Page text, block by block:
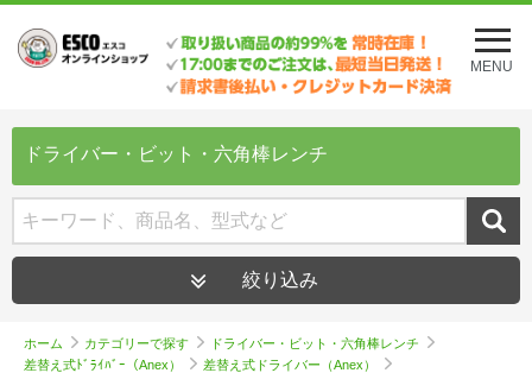
メ
ニ
ュ
を
MENU
ドライバー・ビット・六角棒レンチ
絞り込み
ホーム カテゴリーで探す
ドライバー・ビット・六角棒レンチ
差替え式ﾄﾞﾗｲﾊﾞｰ（Anex）
差替え式ドライバー（Anex）